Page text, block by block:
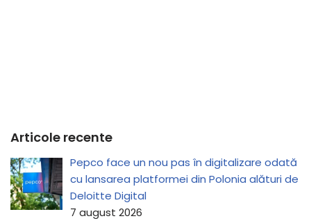
Articole recente
Pepco face un nou pas în digitalizare odată
cu lansarea platformei din Polonia alături de
Deloitte Digital
7 august 2026